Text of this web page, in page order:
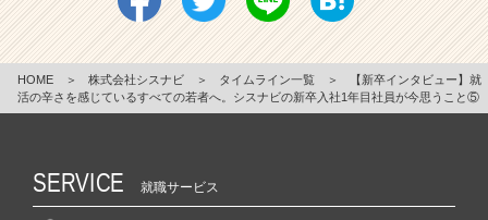
HOME ＞ 株式会社シスナビ ＞ タイムライン一覧 ＞
【新卒インタビュー】就
活の辛さを感じているすべての若者へ。シスナビの新卒入社1年目社員が今思うこと⑤
SERVICE 就職サービス